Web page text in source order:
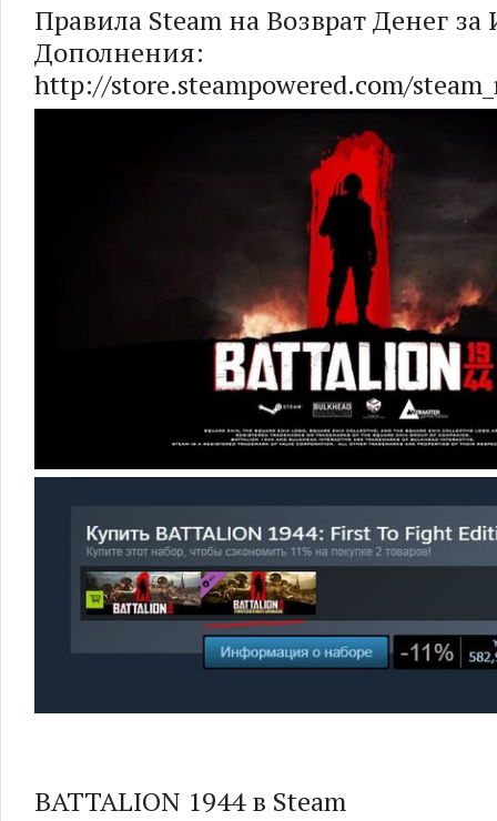
Правила Steam на Возврат Денег
Дополнения:
http://store.steampowered.com/
BATTALION 1944 в Steam